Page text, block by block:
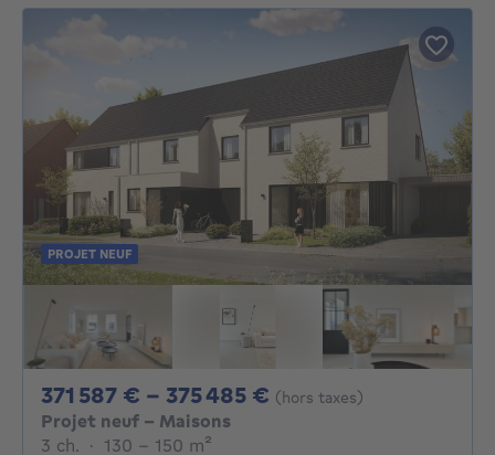
PROJET NEUF
371 587 € - 375 485 € De 371587€ À
(hors taxes)
Projet neuf - Maisons
3 ch. 3 chambres
· 130 - 150 m²